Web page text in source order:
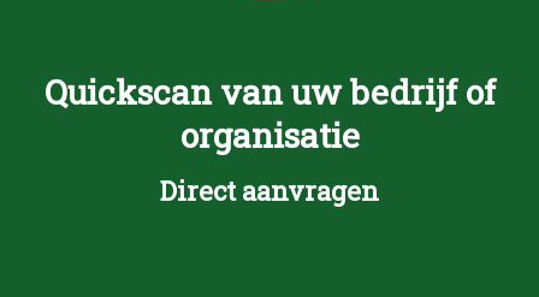
Quickscan van uw bedrijf of
organisatie
Direct aanvragen